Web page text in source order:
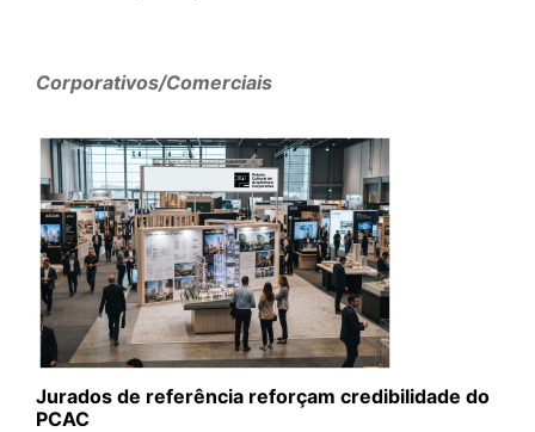
Corporativos/Comerciais
Jurados de referência reforçam credibilidade do
PCAC